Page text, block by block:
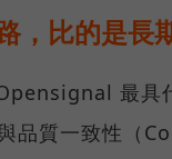
，比的是長
最
品質一致性（